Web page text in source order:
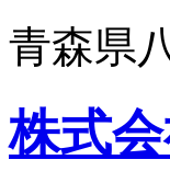
青森県
株式